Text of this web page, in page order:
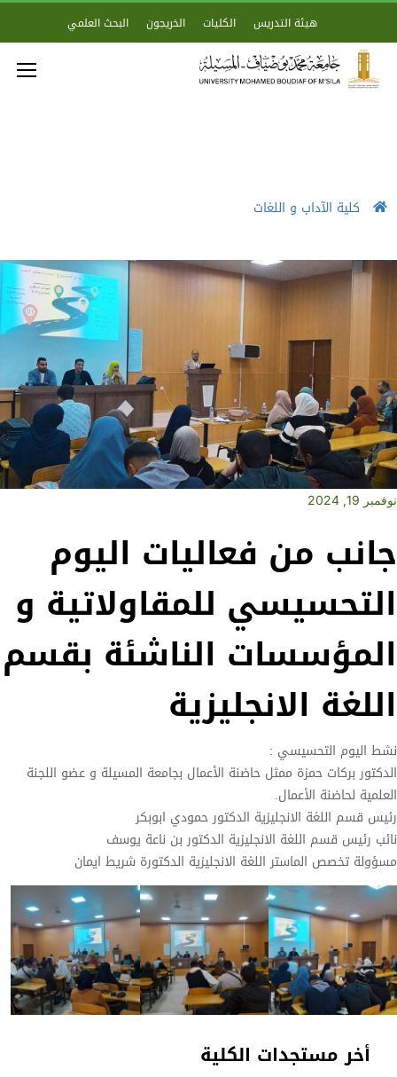
هيئة التدريس الكليات الخريجون البحث العلمي
كلية الآداب و اللغات
أخر مستجدات الكلية
نوفمبر 19, 2024
جانب من فعاليات اليوم
التحسيسي للمقاولاتية و
المؤسسات الناشئة بقسم
اللغة الانجليزية
نشط اليوم التحسيسي :
الدكتور بركات حمزة ممثل حاضنة الأعمال بجامعة المسيلة و عضو اللجنة
العلمية لحاضنة الأعمال.
رئيس قسم اللغة الانجليزية الدكتور حمودي ابوبكر
نائب رئيس قسم اللغة الانجليزية الدكتور بن ناعة يوسف
مسؤولة تخصص الماستر اللغة الانجليزية الدكتورة شريط ايمان